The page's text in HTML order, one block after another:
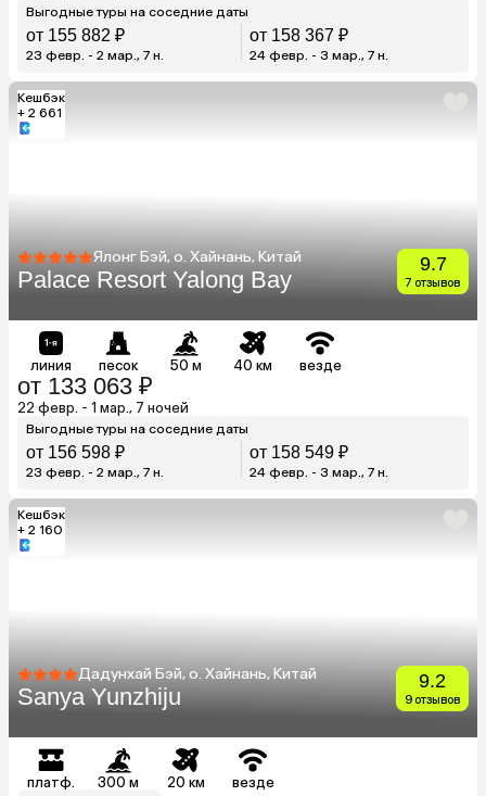
Выгодные туры на соседние даты
от 155 882 ₽
23 февр. - 2 мар., 7 н.
от 158 367 ₽
24 февр. - 3 мар., 7 н.
Кешбэк
+ 2 661
Ялонг Бэй, о. Хайнань, Китай
Palace Resort Yalong Bay
9.7
7 отзывов
линия песок 50 м 40 км везде
от 133 063 ₽
22 февр. - 1 мар., 7 ночей
Выгодные туры на соседние даты
от 156 598 ₽
23 февр. - 2 мар., 7 н.
от 158 549 ₽
24 февр. - 3 мар., 7 н.
Кешбэк
+ 2 160
Дадунхай Бэй, о. Хайнань, Китай
Sanya Yunzhiju
9.2
9 отзывов
платф. 300 м 20 км везде